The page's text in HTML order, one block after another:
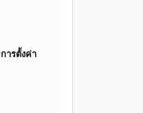
ารตั้งค่า